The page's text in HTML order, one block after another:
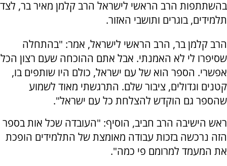
בהשתתפות הרב הראשי לישראל הרב קלמן מאיר בר, לצד
תלמידים, בוגרים ותושבי האזור.
הרב קלמן בר, הרב הראשי לישראל, אמר: "בהתחלה
שסיפרו לי לא האמנתי. אבל אתם ההוכחה שעם רצון הכל
אפשרי. הספר הוא של עם ישראל, כולם היו שותפים בו,
קטנים וגדולים, ציבור שלם. התרגשתי מאוד לשמוע
שהספר גם הוקדש להצלחת כל עם ישראל".
ראש הישיבה הרב חביב, הוסיף: "העובדה שכל אות בספר
הזה נרכשה בזכות עבודה מאומצת של התלמידים הופכת
את המעמד למרומם פי כמה".